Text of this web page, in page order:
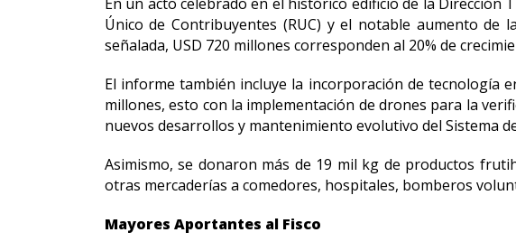
Único de Contribuyentes (RUC) y el notable aumento de
señalada, USD 720 millones corresponden al 20% de
El informe también incluye la incorporación de tecnología
millones, esto con la implementación de drones para la
nuevos desarrollos y mantenimiento evolutivo del Sistema
Asimismo, se donaron más de 19 mil kg de productos
otras mercaderías a comedores, hospitales, bomberos
Mayores Aportantes al Fisco